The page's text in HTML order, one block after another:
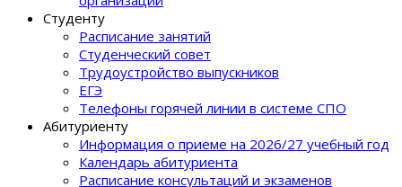
Студенту
Расписание занятий
Студенческий совет
Трудоустройство выпускников
ЕГЭ
Телефоны горячей линии в системе СПО
Абитуриенту
Информация о приеме на 2026/27 учебный год
Календарь абитуриента
Расписание консультаций и экзаменов